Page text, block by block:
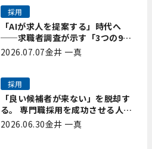
「AIが求人を提案する」時代へ
──求職者調査が示す「3つの9
割」と、採用担当が今すべき準備
採用
2026.07.07金井 一真
「良い候補者が来ない」を脱却す
る。 専門職採用を成功させる人事
が実践している4つのこと
採用
2026.06.30金井 一真